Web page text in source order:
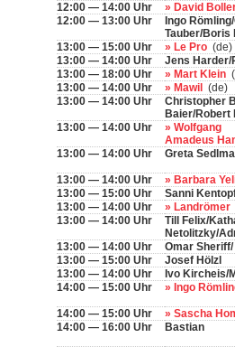
12:00 — 14:00 Uhr
» David
12:00 — 13:00 Uhr
Ingo
Tauber/Boris
13:00 — 15:00 Uhr
» Le Pro (de)
13:00 — 14:00 Uhr
Jens Harder/
13:00 — 18:00 Uhr
» Mart Klein
13:00 — 14:00 Uhr
» Mawil
(de)
13:00 — 14:00 Uhr
Christopher
Baier/Robert
13:00 — 14:00 Uhr
» Wolfgang
Amadeus
13:00 — 14:00 Uhr
Greta
13:00 — 14:00 Uhr
» Barbara
13:00 — 15:00 Uhr
Sanni
13:00 — 14:00 Uhr
» Landrömer
13:00 — 14:00 Uhr
Till Felix/
Netolitzky/
13:00 — 14:00 Uhr
Omar
13:00 — 15:00 Uhr
Josef Hölzl
13:00 — 14:00 Uhr
Ivo Kircheis/
14:00 — 15:00 Uhr
» Ingo
14:00 — 15:00 Uhr
» Sascha
14:00 — 16:00 Uhr
Bastian